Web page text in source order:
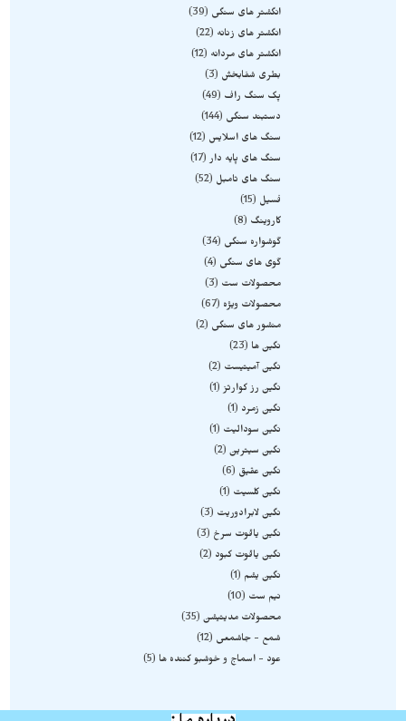
انگشتر های سنگی
39
انگشتر های زنانه
22
انگشتر های مردانه
12
بطری شفابخش
3
پک سنگ راف
49
دستبند سنگی
144
سنگ های اسلایس
12
سنگ های پایه دار
17
سنگ های تامبل
52
فسیل
15
کاروینگ
8
گوشواره سنگی
34
گوی های سنگی
4
محصولات ست
3
محصولات ویژه
67
منشور های سنگی
2
نگین ها
23
نگین آمیتیست
2
نگین رز کوارتز
1
نگین زمرد
1
نگین سودالیت
1
نگین سیترین 2
نگین عقیق
6
نگین کلسیت
1
نگین لابرادوریت
3
نگین یاقوت سرخ
3
نگین یاقوت کبود
2
نگین یشم
1
نیم ست
10
محصولات مدیتیشن 35
شمع - جاشمعی
12
عود - اسماج و خوشبو کننده ها
5